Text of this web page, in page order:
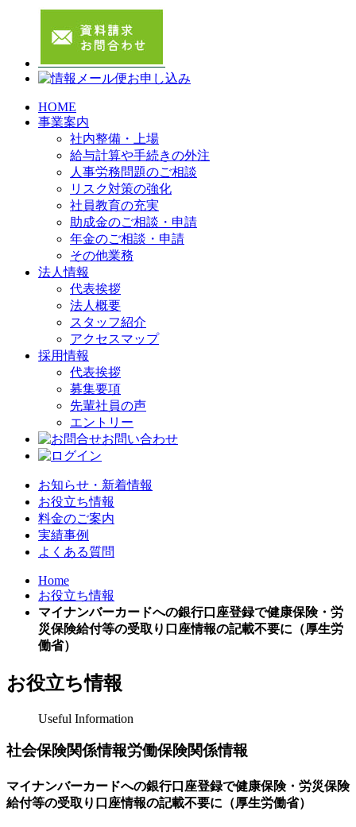
HOME
事業案内
社内整備・上場
給与計算や手続きの外注
人事労務問題のご相談
リスク対策の強化
社員教育の充実
助成金のご相談・申請
年金のご相談・申請
その他業務
法人情報
代表挨拶
法人概要
スタッフ紹介
アクセスマップ
採用情報
代表挨拶
募集要項
先輩社員の声
エントリー
お問い合わせ
お知らせ・新着情報
お役立ち情報
料金のご案内
実績事例
よくある質問
Home
お役立ち情報
マイナンバーカードへの銀行口座登録で健康保険・労
災保険給付等の受取り口座情報の記載不要に（厚生労
働省）
お役立ち情報
Useful Information
社会保険関係情報労働保険関係情報
マイナンバーカードへの銀行口座登録で健康保険・労災保険
給付等の受取り口座情報の記載不要に（厚生労働省）